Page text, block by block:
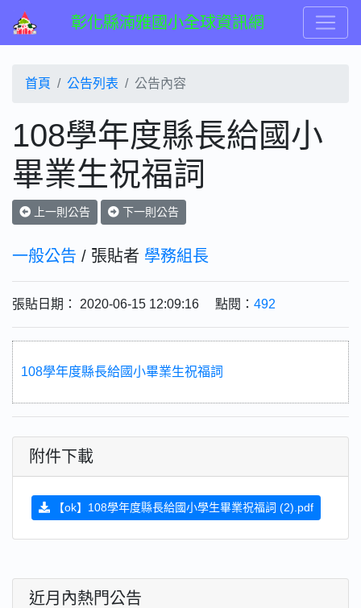
彰化縣湳雅國小全球資訊網
首頁 公告列表 公告內容
108學年度縣長給國小
畢業生祝福詞
上一則公告 下一則公告
一般公告 / 張貼者 學務組長
張貼日期： 2020-06-15 12:09:16 點閱： 492
108學年度縣長給國小畢業生祝福詞
附件下載
【ok】108學年度縣長給國小學生畢業祝福詞 (2).pdf
近月內熱門公告